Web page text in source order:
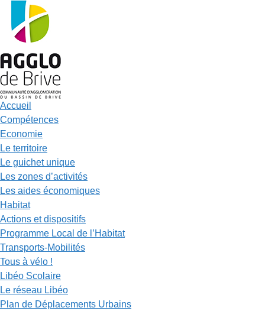
Accueil
Compétences
Economie
Le territoire
Le guichet unique
Les zones d’activités
Les aides économiques
Habitat
Actions et dispositifs
Programme Local de l’Habitat
Transports-Mobilités
Tous à vélo !
Libéo Scolaire
Le réseau Libéo
Plan de Déplacements Urbains